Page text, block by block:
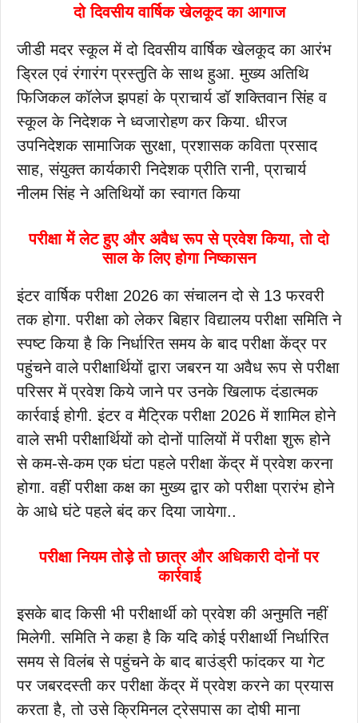
दो दिवसीय वार्षिक खेलकूद का आगाज
जीडी मदर स्कूल में दो दिवसीय वार्षिक खेलकूद का आरंभ
ड्रिल एवं रंगारंग प्रस्तुति के साथ हुआ. मुख्य अतिथि
फिजिकल कॉलेज झपहां के प्राचार्य डॉ शक्तिवान सिंह व
स्कूल के निदेशक ने ध्वजारोहण कर किया. धीरज
उपनिदेशक सामाजिक सुरक्षा, प्रशासक कविता प्रसाद
साह, संयुक्त कार्यकारी निदेशक प्रीति रानी, प्राचार्य
नीलम सिंह ने अतिथियों का स्वागत किया
परीक्षा में लेट हुए और अवैध रूप से प्रवेश किया, तो दो
साल के लिए होगा निष्कासन
इंटर वार्षिक परीक्षा 2026 का संचालन दो से 13 फरवरी
तक होगा. परीक्षा को लेकर बिहार विद्यालय परीक्षा समिति ने
स्पष्ट किया है कि निर्धारित समय के बाद परीक्षा केंद्र पर
पहुंचने वाले परीक्षार्थियों द्वारा जबरन या अवैध रूप से परीक्षा
परिसर में प्रवेश किये जाने पर उनके खिलाफ दंडात्मक
कार्रवाई होगी. इंटर व मैट्रिक परीक्षा 2026 में शामिल होने
वाले सभी परीक्षार्थियों को दोनों पालियों में परीक्षा शुरू होने
से कम-से-कम एक घंटा पहले परीक्षा केंद्र में प्रवेश करना
होगा. वहीं परीक्षा कक्ष का मुख्य द्वार को परीक्षा प्रारंभ होने
के आधे घंटे पहले बंद कर दिया जायेगा..
परीक्षा नियम तोड़े तो छात्र और अधिकारी दोनों पर
कार्रवाई
इसके बाद किसी भी परीक्षार्थी को प्रवेश की अनुमति नहीं
मिलेगी. समिति ने कहा है कि यदि कोई परीक्षार्थी निर्धारित
समय से विलंब से पहुंचने के बाद बाउंड्री फांदकर या गेट
पर जबरदस्ती कर परीक्षा केंद्र में प्रवेश करने का प्रयास
करता है, तो उसे क्रिमिनल ट्रेसपास का दोषी माना